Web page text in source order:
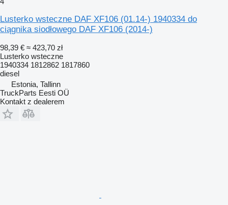
Lusterko wsteczne DAF XF106 (01.14-) 1940334 do
ciągnika siodłowego DAF XF106 (2014-)
98,39 € ≈ 423,70 zł
Lusterko wsteczne
1940334 1812862 1817860
diesel
Estonia, Tallinn
TruckParts Eesti OÜ
Kontakt z dealerem